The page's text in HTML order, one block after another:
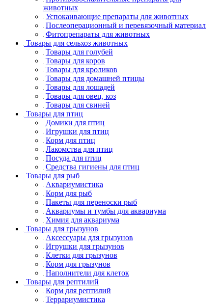
животных
Успокаивающие препараты для животных
Послеоперационный и перевязочный материал
Фитопрепараты для животных
Товары для сельхоз животных
Товары для голубей
Товары для коров
Товары для кроликов
Товары для домашней птицы
Товары для лошадей
Товары для овец, коз
Товары для свиней
Товары для птиц
Домики для птиц
Игрушки для птиц
Корм для птиц
Лакомства для птиц
Посуда для птиц
Средства гигиены для птиц
Товары для рыб
Аквариумистика
Корм для рыб
Пакеты для переноски рыб
Аквариумы и тумбы для аквариума
Химия для аквариума
Товары для грызунов
Аксессуары для грызунов
Игрушки для грызунов
Клетки для грызунов
Корм для грызунов
Наполнители для клеток
Товары для рептилий
Корм для рептилий
Террариумистика